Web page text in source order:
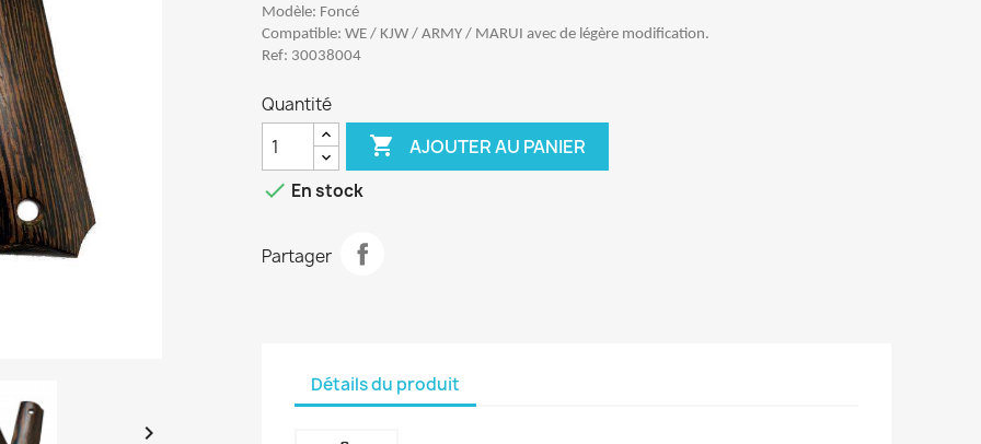

Modèle: Foncé
Compatible: WE / KJW / ARMY / MARUI avec de légère modification.
Ref: 30038004
Quantité
 AJOUTER AU PANIER
 En stock
Partager
Détails du produit